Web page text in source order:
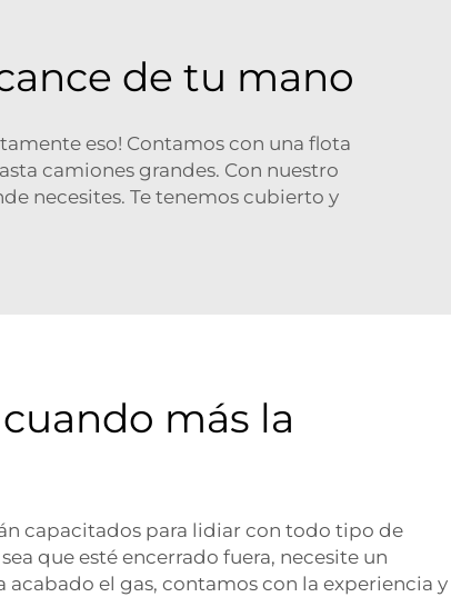
de tu mano
eso! Contamos con una flota
camiones grandes. Con nuestro
necesites. Te tenemos cubierto y
más la
capacitados para lidiar con todo tipo de
que esté encerrado fuera, necesite un
acabado el gas, contamos con la experiencia y